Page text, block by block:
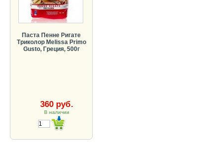
Паста Пенне Ригате
Триколор Melissa Primo
Gusto, Греция, 500г
360 руб.
В наличии